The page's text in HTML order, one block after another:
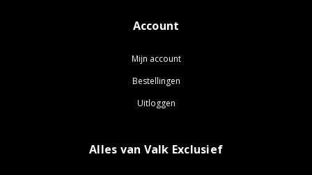
Account
Mijn account
Bestellingen
Uitloggen
Alles van Valk Exclusief